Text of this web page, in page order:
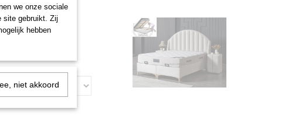
we onze sociale
site gebruikt. Zij
hebben
niet akkoord